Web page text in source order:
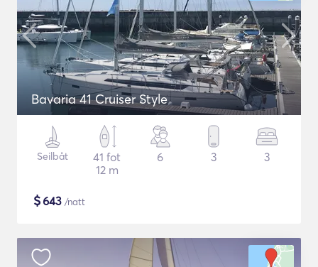
Bavaria 41 Cruiser Style
Seilbåt
41 fot
12 m
6 3 3
$643 /natt